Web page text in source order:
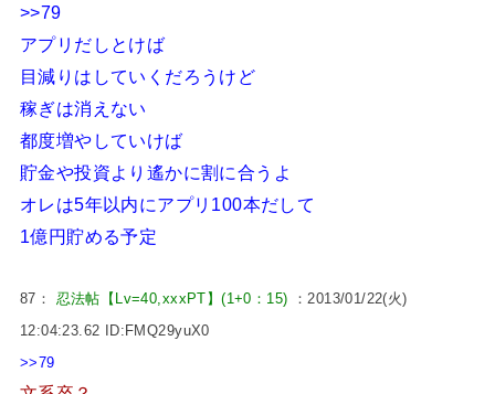
>>79
アプリだしとけば
目減りはしていくだろうけど
稼ぎは消えない
都度増やしていけば
貯金や投資より遙かに割に合うよ
オレは5年以内にアプリ100本だして
1億円貯める予定
87： 忍法帖【Lv=40,xxxPT】(1+0：15)
：2013/01/22(火)
12:04:23.62 ID:FMQ29yuX0
>>79